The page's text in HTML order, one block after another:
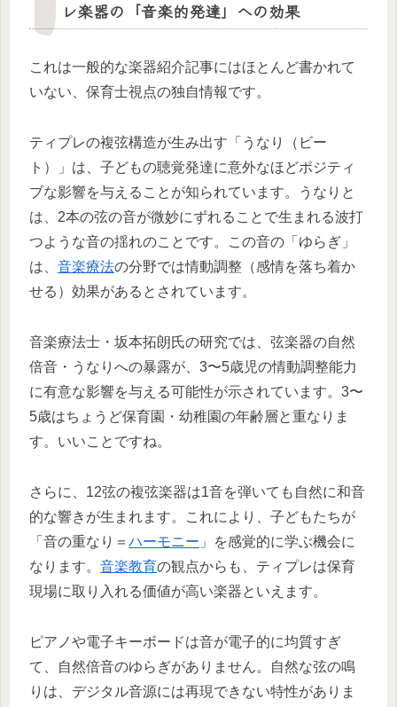
レ楽器の「音楽的発達」への効果
これは一般的な楽器紹介記事にはほとんど書かれて
いない、保育士視点の独自情報です。
ティプレの複弦構造が生み出す「うなり（ビー
ト）」は、子どもの聴覚発達に意外なほどポジティ
ブな影響を与えることが知られています。うなりと
は、2本の弦の音が微妙にずれることで生まれる波打
つような音の揺れのことです。この音の「ゆらぎ」
は、 音楽療法の分野では情動調整（感情を落ち着か
せる）効果があるとされています。
音楽療法士・坂本拓朗氏の研究では、弦楽器の自然
倍音・うなりへの暴露が、3〜5歳児の情動調整能力
に有意な影響を与える可能性が示されています。3〜
5歳はちょうど保育園・幼稚園の年齢層と重なりま
す。いいことですね。
さらに、12弦の複弦楽器は1音を弾いても自然に和音
的な響きが生まれます。これにより、子どもたちが
「音の重なり＝ ハーモニー 」を感覚的に学ぶ機会に
なります。 音楽教育の観点からも、ティプレは保育
現場に取り入れる価値が高い楽器といえます。
ピアノや電子キーボードは音が電子的に均質すぎ
て、自然倍音のゆらぎがありません。自然な弦の鳴
りは、デジタル音源には再現できない特性がありま